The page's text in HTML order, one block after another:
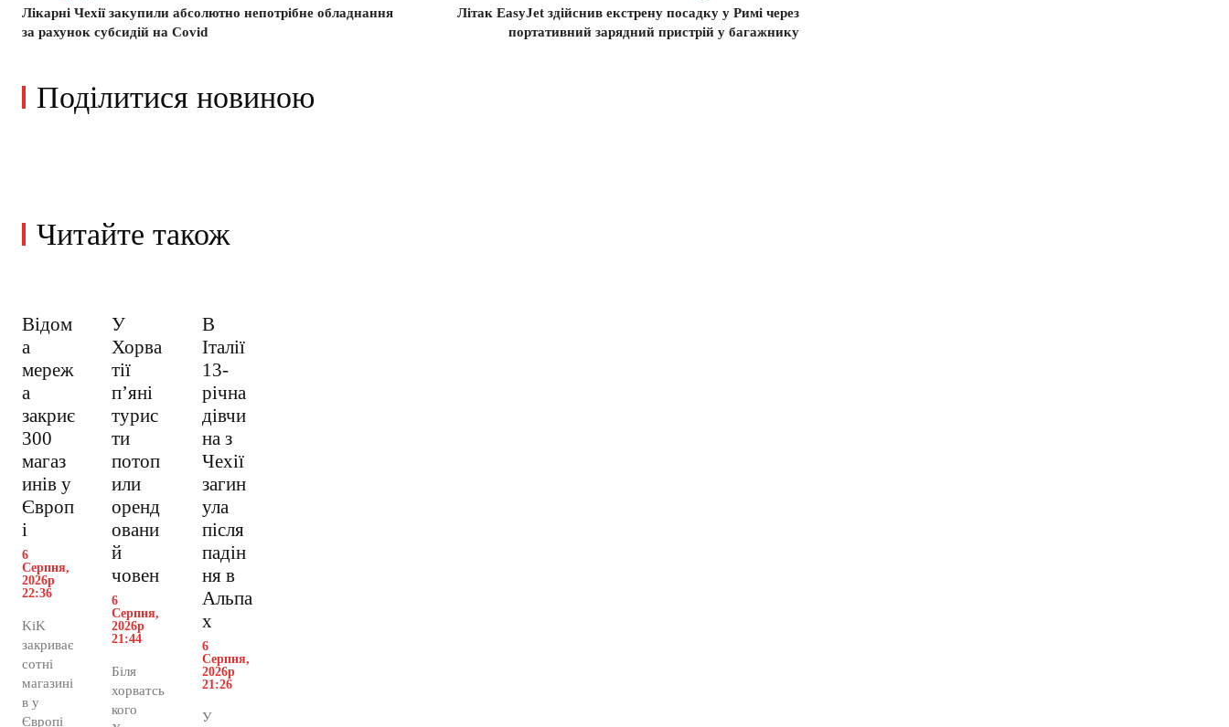
Лікарні Чехії закупили абсолютно непотрібне обладнання
за рахунок субсидій на Covid
Літак EasyJet здійснив екстрену посадку у Римі через
портативний зарядний пристрій у багажнику
Поділитися новиною
Читайте також
Відом
а
мереж
а
закриє
300
магаз
инів у
Європ
і
6
Серпня,
2026р
22:36
KiK
закриває
сотні
магазині
в у
Європі
У
Хорва
тії
пʼяні
турис
ти
потоп
или
оренд
овани
й
човен
6
Серпня,
2026р
21:44
Біля
хорватсь
кого
В
Італії
13-
річна
дівчи
на з
Чехії
загин
ула
після
падін
ня в
Альпа
х
6
Серпня,
2026р
21:26
У